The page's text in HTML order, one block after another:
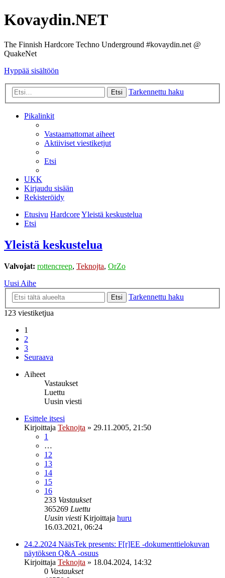
Kovaydin.NET
The Finnish Hardcore Techno Underground #kovaydin.net @
QuakeNet
Hyppää sisältöön
Etsi Tarkennettu haku
Pikalinkit
Vastaamattomat aiheet
Aktiiviset viestiketjut
Etsi
UKK
Kirjaudu sisään
Rekisteröidy
Etusivu HardcoreYleistä keskustelua
Etsi
Yleistä keskustelua
Valvojat: rottencreep, Teknojta, OrZo
Uusi Aihe
Etsi
Tarkennettu haku
123 viestiketjua
1
2
3
Seuraava
Aiheet
Vastaukset
Luettu
Uusin viesti
Esittele itsesi
Kirjoittaja Teknojta » 29.11.2005, 21:50
1
…
12
13
14
15
16
233 Vastaukset
365269 Luettu
Uusin viesti Kirjoittaja huru
16.03.2021, 06:24
24.2.2024 NääsTek presents: F[r]EE -dokumenttielokuvan
näytöksen Q&A -osuus
Kirjoittaja Teknojta » 18.04.2024, 14:32
0 Vastaukset